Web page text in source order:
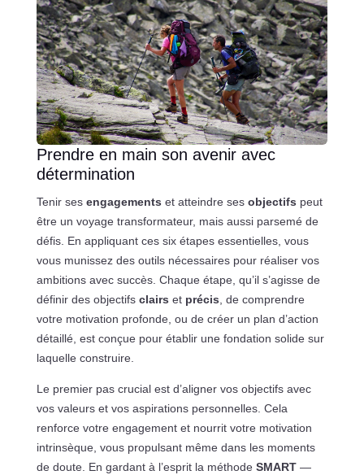
Prendre en main son avenir avec
détermination
Tenir ses engagements et atteindre ses objectifs peut
être un voyage transformateur, mais aussi parsemé de
défis. En appliquant ces six étapes essentielles, vous
vous munissez des outils nécessaires pour réaliser vos
ambitions avec succès. Chaque étape, qu’il s’agisse de
définir des objectifs clairs et précis , de comprendre
votre motivation profonde, ou de créer un plan d’action
détaillé, est conçue pour établir une fondation solide sur
laquelle construire.
Le premier pas crucial est d’aligner vos objectifs avec
vos valeurs et vos aspirations personnelles. Cela
renforce votre engagement et nourrit votre motivation
intrinsèque, vous propulsant même dans les moments
de doute. En gardant à l’esprit la méthode SMART—